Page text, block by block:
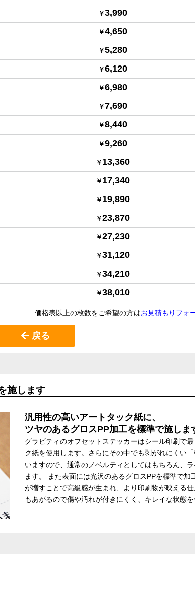
3,990
4,650
5,280
6,120
6,980
7,690
8,440
9,260
13,360
17,340
19,890
23,870
27,230
31,120
34,210
38,010
価格表以上の枚数をご希望の方はお見積もりフォ
戻る
施します
汎用性の高いアートタック紙に、
ツヤのあるグロスPP加工を標準で施しま
グラビティのオフセットステッカーはシール印刷で
ク紙を使用します。さらにその中でも剥がれにくい
いますので、通常のノベルティとしてはもちろん、
ます。 また表面には光沢のあるグロスPPを標準で加
が増すことで高級感が生まれ、より印刷物が映える
もあがるので傷や汚れが付きにくく、キレイな状態を